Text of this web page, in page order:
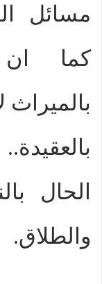
مسائل
كما ان
بالميراث
الحال
والطلاق.